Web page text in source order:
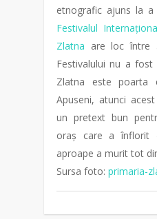
etnografic ajuns la
Festivalul
Zlatna are loc între
Festivalului nu a
Zlatna este poarta
Apuseni, atunci
un pretext bun
oraș care a înflorit
aproape a murit tot
Sursa foto: primaria-